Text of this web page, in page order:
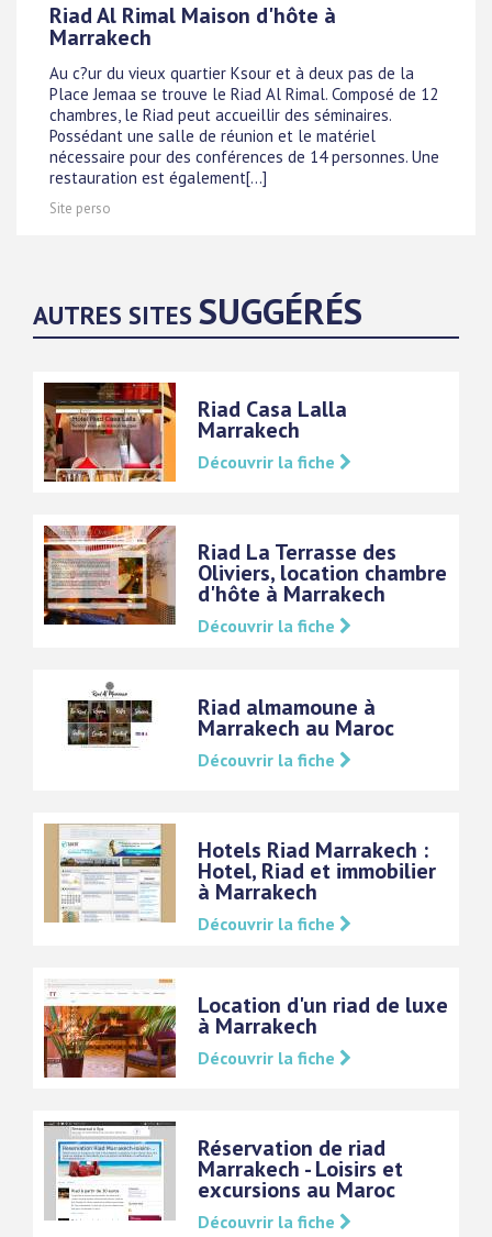
Riad Al Rimal Maison d'hôte à
Marrakech
Au c?ur du vieux quartier Ksour et à deux pas de la
Place Jemaa se trouve le Riad Al Rimal. Composé de 12
chambres, le Riad peut accueillir des séminaires.
Possédant une salle de réunion et le matériel
nécessaire pour des conférences de 14 personnes. Une
restauration est également[...]
Site perso
AUTRES SITES SUGGÉRÉS
Riad Casa Lalla
Marrakech
Découvrir la fiche
Riad La Terrasse des
Oliviers, location chambre
d'hôte à Marrakech
Découvrir la fiche
Riad almamoune à
Marrakech au Maroc
Découvrir la fiche
Hotels Riad Marrakech :
Hotel, Riad et immobilier
à Marrakech
Découvrir la fiche
Location d'un riad de luxe
à Marrakech
Découvrir la fiche
Réservation de riad
Marrakech - Loisirs et
excursions au Maroc
Découvrir la fiche